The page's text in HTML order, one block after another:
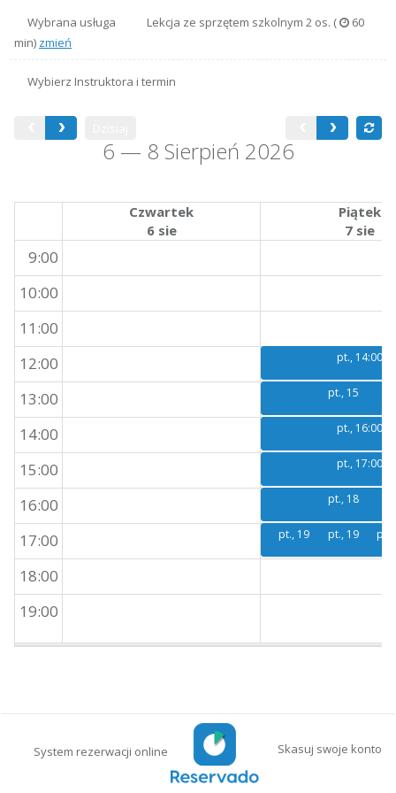
Wybrana usługa Lekcja ze sprzętem szkolnym 2 os. (
60
min) zmień
Wybierz Instruktora i termin
6 — 8 Sierpień 2026
Czwartek
6 sie
Piątek
7 sie
9:00
10:00
11:00
12:00
13:00
14:00
15:00
16:00
17:00
18:00
19:00
pt., 14:00
pt., 15:00
pt., 16:00
pt., 17:00
pt., 18:00
pt., 19:00 pt., 19:00 pt.,
Skasuj swoje konto
System rezerwacji online